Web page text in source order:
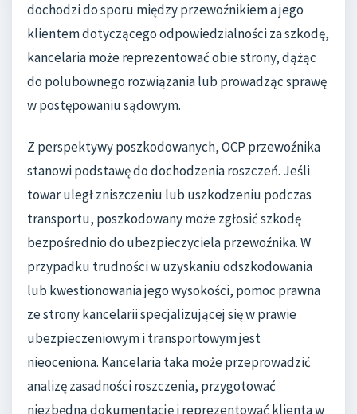
dochodzi do sporu między przewoźnikiem a jego
klientem dotyczącego odpowiedzialności za szkodę,
kancelaria może reprezentować obie strony, dążąc
do polubownego rozwiązania lub prowadząc sprawę
w postępowaniu sądowym.
Z perspektywy poszkodowanych, OCP przewoźnika
stanowi podstawę do dochodzenia roszczeń. Jeśli
towar uległ zniszczeniu lub uszkodzeniu podczas
transportu, poszkodowany może zgłosić szkodę
bezpośrednio do ubezpieczyciela przewoźnika. W
przypadku trudności w uzyskaniu odszkodowania
lub kwestionowania jego wysokości, pomoc prawna
ze strony kancelarii specjalizującej się w prawie
ubezpieczeniowym i transportowym jest
nieoceniona. Kancelaria taka może przeprowadzić
analizę zasadności roszczenia, przygotować
niezbędną dokumentację i reprezentować klienta w